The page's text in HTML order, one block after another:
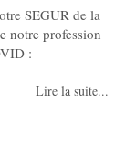
SEGUR de la
notre profession
:
Lire la suite...